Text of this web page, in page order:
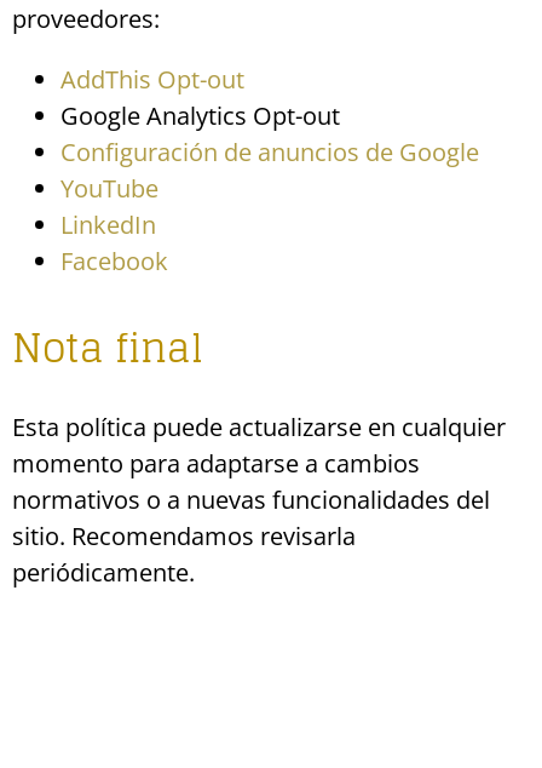
proveedores:
AddThis Opt-out
Google Analytics Opt-out
Configuración de anuncios de Google
YouTube
LinkedIn
Facebook
Nota final
Esta política puede actualizarse en cualquier
momento para adaptarse a cambios
normativos o a nuevas funcionalidades del
sitio. Recomendamos revisarla
periódicamente.